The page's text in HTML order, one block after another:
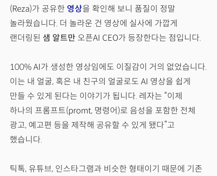
(Reza)가 공유한 영상을 확인해 보니 품질이 정말
놀라웠습니다. 더 놀라운 건 영상에 실사에 가깝게
랜더링된 샘 알트만 오픈AI CEO가 등장한다는 점입니다.
100% AI가 생성한 영상임에도 이질감이 거의 없었습니다.
이는 내 얼굴, 혹은 내 친구의 얼굴로도 AI 영상을 쉽게
만들 수 있게 된다는 이야기가 됩니다. 레자는 “이제
하나의 프롬프트(promt, 명령어)로 음성을 포함한 전체
광고, 예고편 등을 제작해 공유할 수 있게 됐다”고
했습니다.
틱톡, 유튜브, 인스타그램과 비슷한 형태이기 때문에 기존